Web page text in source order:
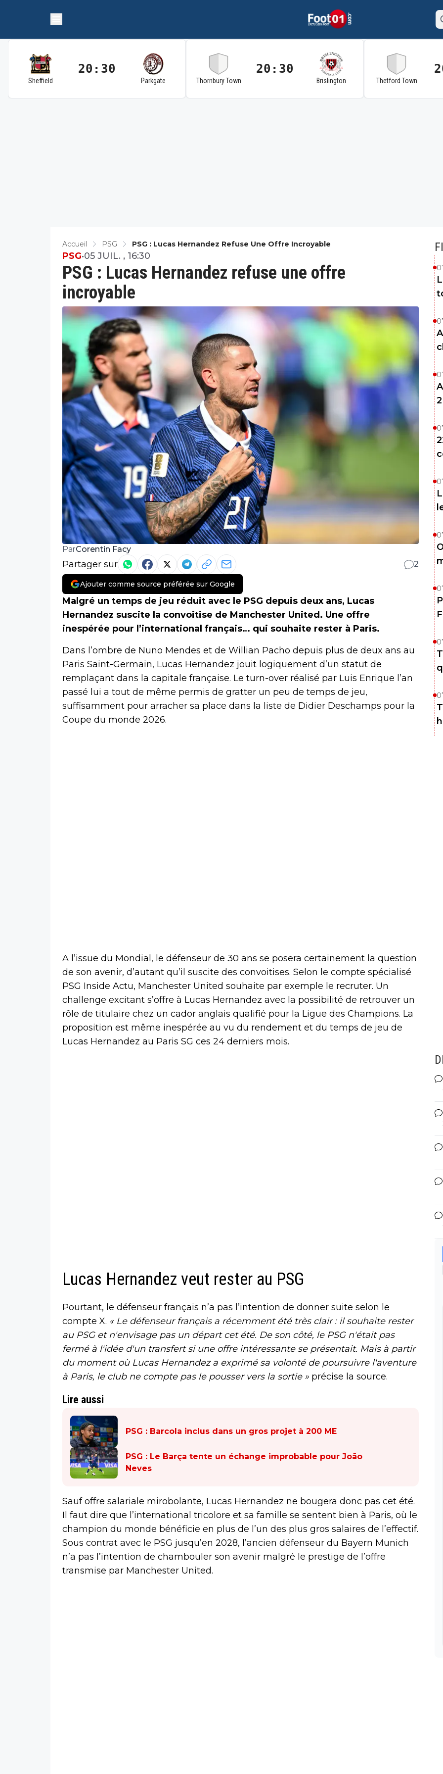
Sheffield
20:30
Parkgate Thornbury Town
20:30
Brislington Thetford Town
Accueil PSG PSG : Lucas Hernandez Refuse Une Offre Incroyable
PSG : Lucas Hernandez refuse une offre
incroyable
PSG•05 JUIL. , 16:30
ParCorentin Facy
Partager sur 2
Ajouter comme source préférée sur Google
Malgré un temps de jeu réduit avec le PSG depuis deux ans, Lucas
Hernandez suscite la convoitise de Manchester United. Une offre
inespérée pour l’international français… qui souhaite rester à Paris.
Dans l’ombre de Nuno Mendes et de Willian Pacho depuis plus de deux ans au
Paris Saint-Germain, Lucas Hernandez jouit logiquement d’un statut de
remplaçant dans la capitale française. Le turn-over réalisé par Luis Enrique l’an
passé lui a tout de même permis de gratter un peu de temps de jeu,
suffisamment pour arracher sa place dans la liste de Didier Deschamps pour la
Coupe du monde 2026.
A l’issue du Mondial, le défenseur de 30 ans se posera certainement la question
de son avenir, d’autant qu’il suscite des convoitises. Selon le compte spécialisé
PSG Inside Actu, Manchester United souhaite par exemple le recruter. Un
challenge excitant s’offre à Lucas Hernandez avec la possibilité de retrouver un
rôle de titulaire chez un cador anglais qualifié pour la Ligue des Champions. La
proposition est même inespérée au vu du rendement et du temps de jeu de
Lucas Hernandez au Paris SG ces 24 derniers mois.
Lucas Hernandez veut rester au PSG
Pourtant, le défenseur français n’a pas l’intention de donner suite selon le
compte X. « Le défenseur français a récemment été très clair : il souhaite rester
au PSG et n'envisage pas un départ cet été. De son côté, le PSG n'était pas
fermé à l'idée d'un transfert si une offre intéressante se présentait. Mais à partir
du moment où Lucas Hernandez a exprimé sa volonté de poursuivre l'aventure
à Paris, le club ne compte pas le pousser vers la sortie » précise la source.
Lire aussi
PSG : Barcola inclus dans un gros projet à 200 ME
PSG : Le Barça tente un échange improbable pour João
Neves
Sauf offre salariale mirobolante, Lucas Hernandez ne bougera donc pas cet été.
Il faut dire que l’international tricolore et sa famille se sentent bien à Paris, où le
champion du monde bénéficie en plus de l’un des plus gros salaires de l’effectif.
Sous contrat avec le PSG jusqu’en 2028, l’ancien défenseur du Bayern Munich
n’a pas l’intention de chambouler son avenir malgré le prestige de l’offre
transmise par Manchester United.